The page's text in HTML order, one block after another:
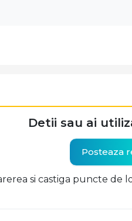
Detii sau ai
Posteaza
si castiga puncte de